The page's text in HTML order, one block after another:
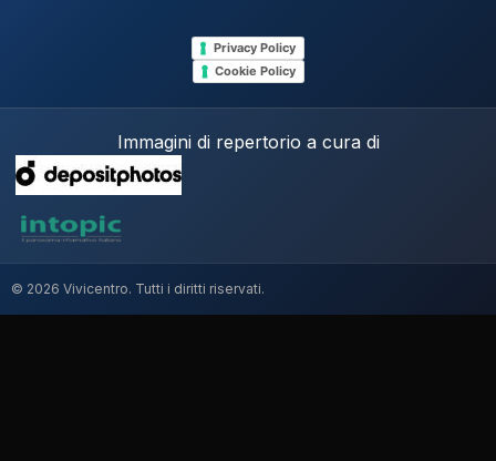
Privacy Policy
Cookie Policy
Immagini di repertorio a cura di
© 2026 Vivicentro. Tutti i diritti riservati.